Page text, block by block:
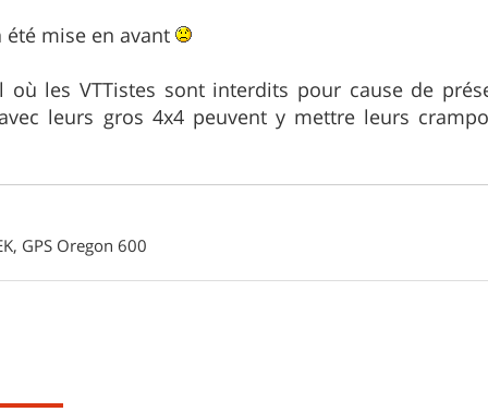
été mise en avant
les VTTistes sont interdits pour cause de
leurs gros 4x4 peuvent y mettre leurs
GPS Oregon 600